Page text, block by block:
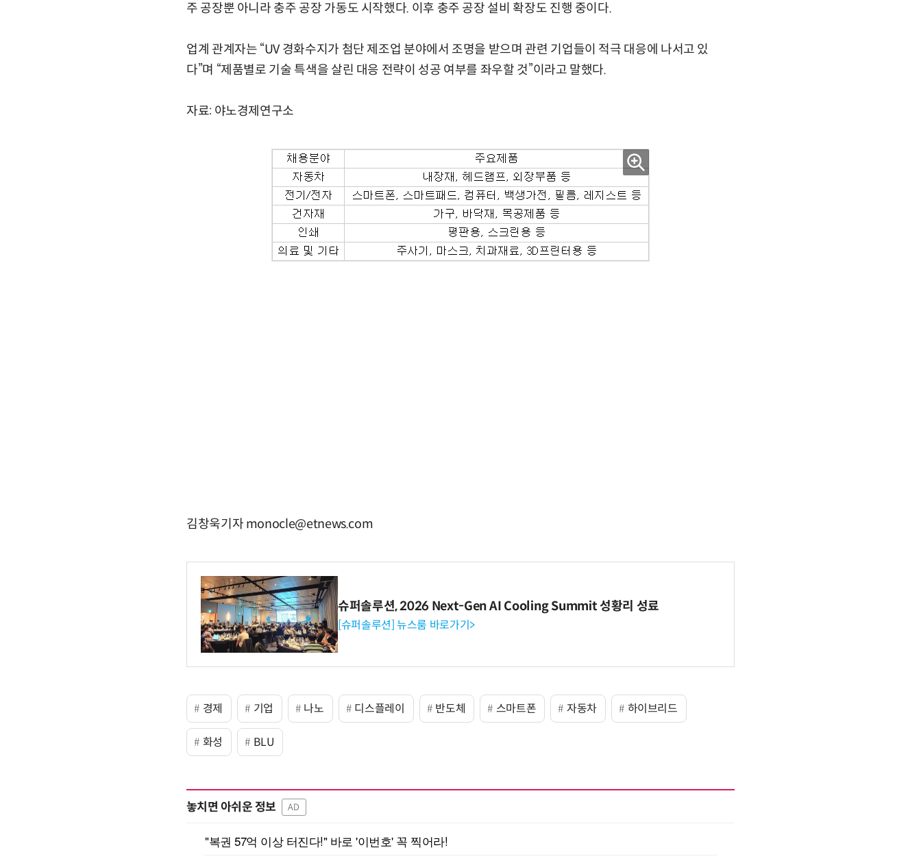
주 공장뿐 아니라 충주 공장 가동도 시작했다. 이후 충주 공장 설비 확장도 진행 중이다.
업계 관계자는 “UV 경화수지가 첨단 제조업 분야에서 조명을 받으며 관련 기업들이 적극 대응에 나서고 있
다”며 “제품별로 기술 특색을 살린 대응 전략이 성공 여부를 좌우할 것”이라고 말했다.
자료: 야노경제연구소
김창욱기자 monocle@etnews.com
슈퍼솔루션, 2026 Next-Gen AI Cooling Summit 성황리 성료
[슈퍼솔루션] 뉴스룸 바로가기>
경제 기업 나노 디스플레이 반도체 스마트폰 자동차 하이브리드
화성 BLU
놓치면 아쉬운 정보 AD